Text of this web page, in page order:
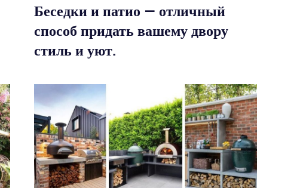
Беседки и патио — отличный
способ придать вашему двору
стиль и уют.